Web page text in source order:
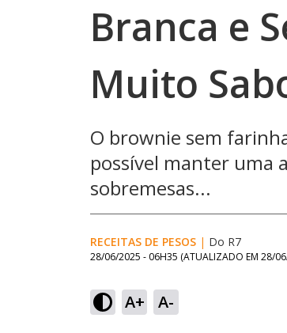
Branca e
Muito
O brownie sem
possível manter uma
sobremesas...
RECEITAS DE PESOS | Do R7
28/06/2025 - 06H35 (ATUALIZADO EM 28/
A+ A-